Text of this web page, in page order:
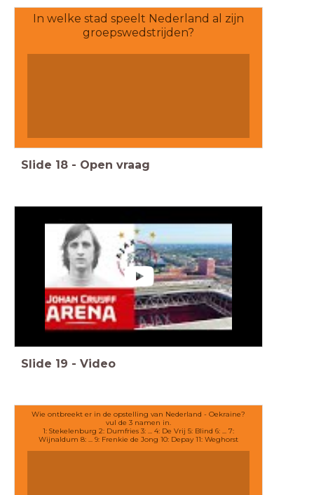
In welke stad speelt Nederland al zijn
groepswedstrijden?
Slide 18 - Open vraag
Slide 19 - Video
Wie ontbreekt er in de opstelling van Nederland - Oekraine?
vul de 3 namen in.
1: Stekelenburg 2: Dumfries 3: ... 4: De Vrij 5: Blind 6: ... 7:
Wijnaldum 8: ... 9: Frenkie de Jong 10: Depay 11: Weghorst